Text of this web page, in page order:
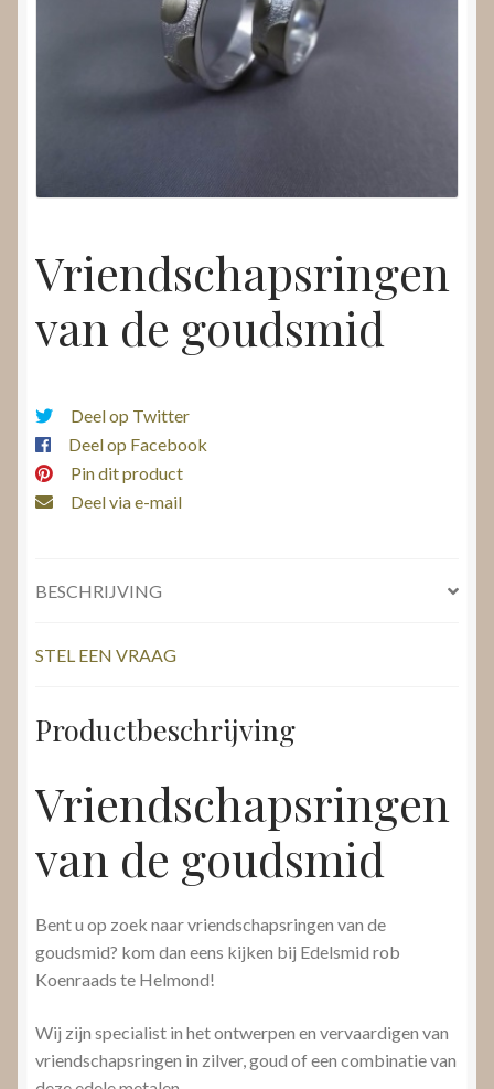
Vriendschapsringen
van de goudsmid
Deel op Twitter
Deel op Facebook
Pin dit product
Deel via e-mail
BESCHRIJVING
STEL EEN VRAAG
Productbeschrijving
Vriendschapsringen
van de goudsmid
Bent u op zoek naar vriendschapsringen van de
goudsmid? kom dan eens kijken bij Edelsmid rob
Koenraads te Helmond!
Wij zijn specialist in het ontwerpen en vervaardigen van
vriendschapsringen in zilver, goud of een combinatie van